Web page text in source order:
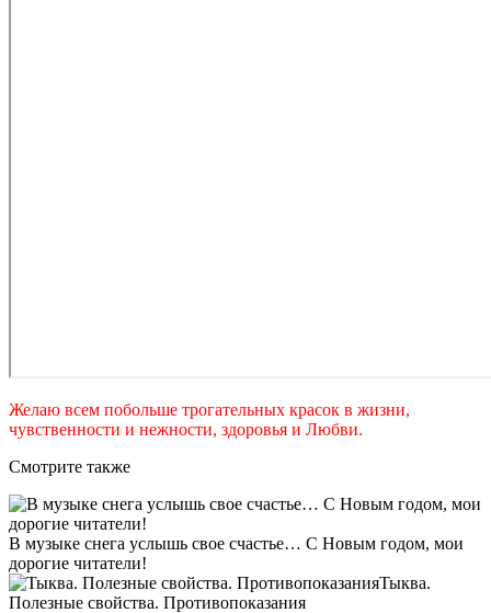
Желаю всем побольше трогательных красок в жизни,
чувственности и нежности, здоровья и Любви.
Смотрите также
В музыке снега услышь свое счастье… С Новым годом, мои
дорогие читатели!
Тыква.
Полезные свойства. Противопоказания